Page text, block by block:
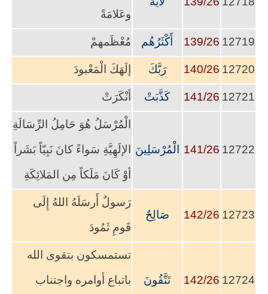
وعَلامَةً
12719
139/26 أَكْثَرُهُم مُعْظَمهمْ
12720
140/26 رَبَّكَ إلَهَكَ الْمَعْبودَ
12721
141/26 كَذَّبَتْ أنْكَرَتْ
12722
141/26 الْمُرْسَلِينَ
الْمُرْسَلُ هُوَ حَامِلُ الرِّسَالَةِ
الإلَهِيَّةِ سَواءً كانَ نَبِيّاً بَشَراً
أوْ كَانَ مَلَكاً مِن المَلائِكَةِ
12723
142/26 صَالِحٌ
رَسولٌ أَرسَلَهُ اللهُ إِلَى
قَومِ ثَمُودَ
12724
142/26 تَتَّقُونَ
تستمسكون بتقوى الله
باتباع أوامره واجتناب